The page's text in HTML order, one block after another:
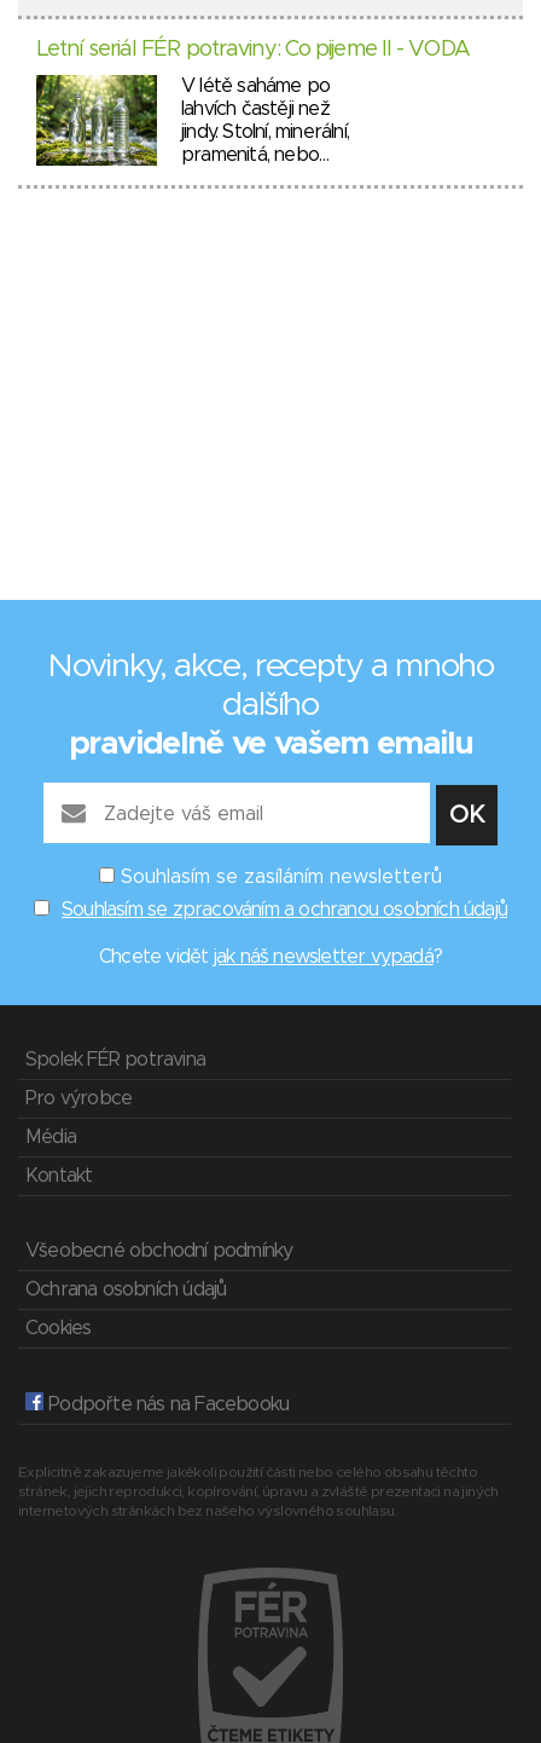
Letní seriál FÉR potraviny: Co pijeme II - VODA
V létě saháme po
lahvích častěji než
jindy. Stolní, minerální,
pramenitá, nebo…
Novinky, akce, recepty a mnoho
dalšího
pravidelně ve vašem emailu
Souhlasím se zasíláním newsletterů
Souhlasím se zpracováním a ochranou osobních údajů
Chcete vidět jak náš newsletter vypadá?
Spolek FÉR potravina
Pro výrobce
Média
Kontakt
Všeobecné obchodní podmínky
Ochrana osobních údajů
Cookies
Podpořte nás na Facebooku
Explicitně zakazujeme jakékoli použití části nebo celého obsahu těchto
stránek, jejich reprodukci, kopírování, úpravu a zvláště prezentaci na jiných
internetových stránkách bez našeho výslovného souhlasu.